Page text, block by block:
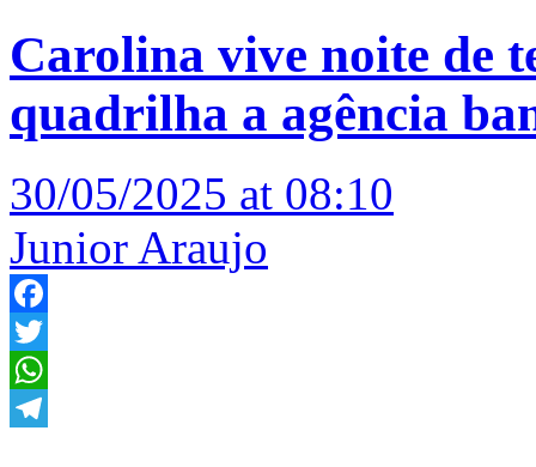
Carolina vive noite de
quadrilha a agência
30/05/2025 at 08:10
Junior Araujo
Facebook
Twitter
WhatsApp